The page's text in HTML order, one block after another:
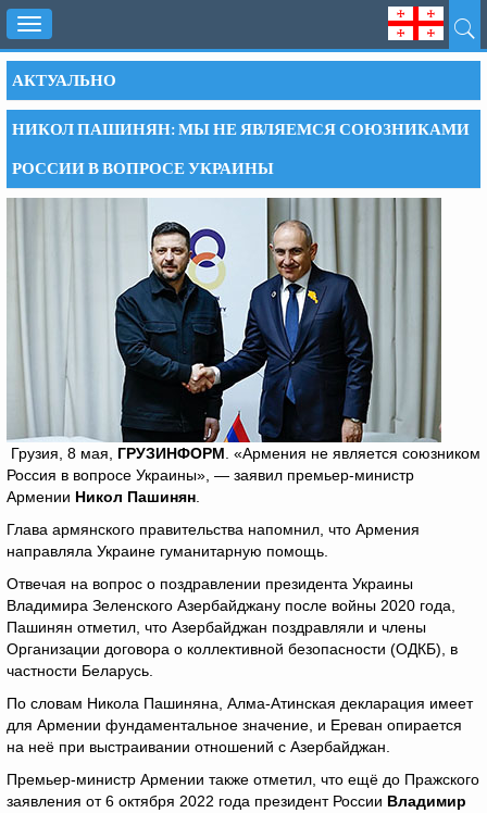
Toggle
navigation
АКТУАЛЬНО
НИКОЛ ПАШИНЯН: МЫ НЕ ЯВЛЯЕМСЯ СОЮЗНИКАМИ
РОССИИ В ВОПРОСЕ УКРАИНЫ
Грузия, 8 мая, ГРУЗИНФОРМ . «Армения не является союзником
Россия в вопросе Украины», — заявил премьер-министр
Армении Никол Пашинян
Глава армянского правительства напомнил, что Армения
направляла Украине гуманитарную помощь.
Отвечая на вопрос о поздравлении президента Украины
Владимира Зеленского Азербайджану после войны 2020 года,
Пашинян отметил, что Азербайджан поздравляли и члены
Организации договора о коллективной безопасности (ОДКБ), в
частности Беларусь.
По словам Никола Пашиняна, Алма-Атинская декларация имеет
для Армении фундаментальное значение, и Ереван опирается
на неё при выстраивании отношений с Азербайджан.
Премьер-министр Армении также отметил, что ещё до Пражского
заявления от 6 октября 2022 года президент России Владимир